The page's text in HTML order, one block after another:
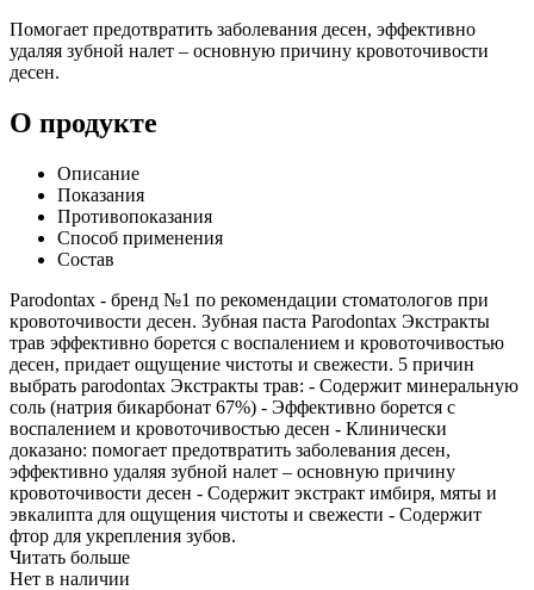
Помогает предотвратить заболевания десен, эффективно
удаляя зубной налет – основную причину кровоточивости
десен.
О продукте
Описание
Показания
Противопоказания
Способ применения
Состав
Parodontax - бренд №1 по рекомендации стоматологов при
кровоточивости десен. Зубная паста Parodontax Экстракты
трав эффективно борется с воспалением и кровоточивостью
десен, придает ощущение чистоты и свежести. 5 причин
выбрать parodontax Экстракты трав: - Содержит минеральную
соль (натрия бикарбонат 67%) - Эффективно борется с
воспалением и кровоточивостью десен - Клинически
доказано: помогает предотвратить заболевания десен,
эффективно удаляя зубной налет – основную причину
кровоточивости десен - Содержит экстракт имбиря, мяты и
эвкалипта для ощущения чистоты и свежести - Содержит
фтор для укрепления зубов.
Читать больше
Нет в наличии